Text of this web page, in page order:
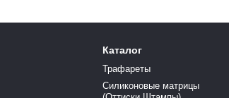
Каталог
Трафареты
Силиконовые матрицы